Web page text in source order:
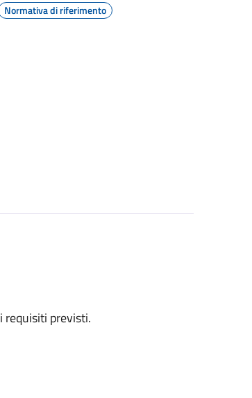
Normativa di riferimento
requisiti previsti.